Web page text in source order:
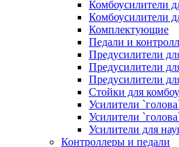
Комбоусилители
Комбоусилители
Комплектующие
Педали и
Предусилители
Предусилители
Предусилители
Стойки для
Усилители
Усилители
Усилители для
Контроллеры и педали